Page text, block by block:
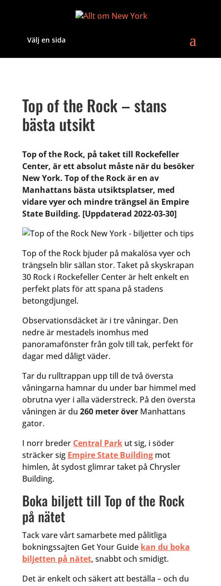
Välj en sida
Top of the Rock – stans
bästa utsikt
Top of the Rock, på taket till Rockefeller
Center, är ett absolut måste när du besöker
New York. Top of the Rock är en av
Manhattans bästa utsiktsplatser, med
vidare vyer och mindre trängsel än Empire
State Building. [Uppdaterad 2022-03-30]
Top of the Rock bjuder på makalösa vyer och
trängseln blir sällan stor. Taket på skyskrapan
30 Rock i Rockefeller Center är helt enkelt en
perfekt plats för att spana på stadens
betongdjungel.
Observationsdäcket är i tre våningar. Den
nedre är mestadels inomhus med
panoramafönster från golv till tak, perfekt för
dagar med dåligt väder.
Tar du rulltrappan upp till de två översta
våningarna hamnar du under bar himmel med
obrutna vyer i alla väderstreck. På den översta
våningen är du 260 meter över Manhattans
gator.
I norr breder Central Parkut sig, i söder
sträcker sig Empire State Buildingmot
himlen, åt sydost glimrar taket på Chrysler
Building.
Boka biljett till Top of the Rock
på nätet
Tack vare vårt samarbete med pålitliga
bokningssajten Get Your Guide kan du boka
biljetten på nätet, snabbt och smidigt.
Det är enkelt och säkert att beställa – och du